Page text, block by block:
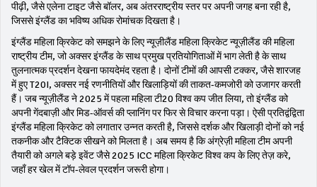
पीढ़ी, जैसे एलेना टाइट जैसे बॉलर, अब अंतरराष्ट्रीय स्तर पर अपनी जगह बना रही है,
जिससे इंग्लैंड का भविष्य अधिक रोमांचक दिखता है।
इंग्लैंड महिला क्रिकेट को समझने के लिएन्यूज़ीलैंड महिला क्रिकेटन्यूज़ीलैंड की महिला
राष्ट्रीय टीम, जो अक्सर इंग्लैंड के साथ प्रमुख प्रतियोगिताओं में भाग लेती हैके साथ
तुलनात्मक प्रदर्शन देखना फायदेमंद रहता है। दोनों टीमों की आपसी टक्कर, जैसे शारजह
में हुए T20I, अक्सर नई रणनीतियों और खिलाड़ियों की ताकत‑कमजोरी को उजागर करती
हैं। जब न्यूज़ीलैंड ने 2025 में पहला महिला टी20 विश्व कप जीत लिया, तो इंग्लैंड को
अपनी गेंदबाज़ी और मिड-ऑवर्स की प्लानिंग पर फिर से विचार करना पड़ा। ऐसी प्रतिद्वंद्विता
इंग्लैंड महिला क्रिकेट को लगातार उन्नत करती है, जिससे दर्शक और खिलाड़ी दोनों को नई
तकनीक और टैक्टिक सीखने को मिलता है। अब समय है कि अंग्रेज़ी महिला टीम अपनी
तैयारी को अगले बड़े इवेंट जैसे 2025 ICC महिला क्रिकेट विश्व कप के लिए तेज़ करे,
जहाँ हर खेल में टॉप‑लेवल प्रदर्शन जरूरी होगा।